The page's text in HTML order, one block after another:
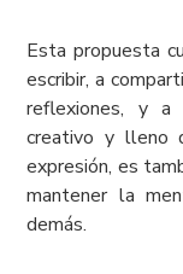
Esta propuesta
escribir, a
reflexiones, y a
creativo y lleno
expresión, es
mantener la
demás.